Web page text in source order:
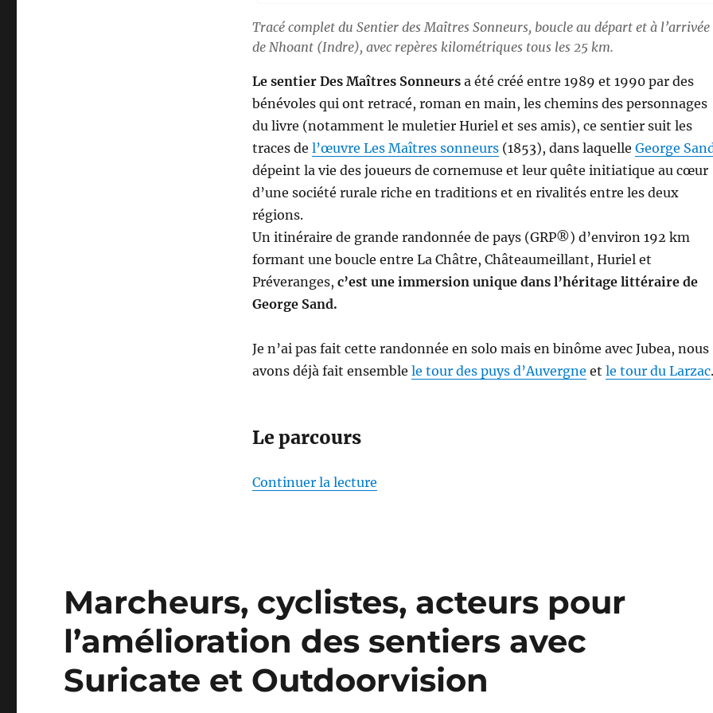
Tracé complet du Sentier des Maîtres Sonneurs, boucle au départ et à l’arrivée
de Nhoant (Indre), avec repères kilométriques tous les 25 km.
Le sentier Des Maîtres Sonneursa été créé entre 1989 et 1990 par des
bénévoles qui ont retracé, roman en main, les chemins des personnages
du livre (notamment le muletier Huriel et ses amis), ce sentier suit les
traces de l’œuvre Les Maîtres sonneurs(1853), dans laquelle George
dépeint la vie des joueurs de cornemuse et leur quête initiatique au cœur
d’une société rurale riche en traditions et en rivalités entre les deux
régions.
Un itinéraire de grande randonnée de pays (GRP®) d’environ 192 km
formant une boucle entre La Châtre, Châteaumeillant, Huriel et
Préveranges, c’est une immersion unique dans l’héritage littéraire de
George Sand.
Je n’ai pas fait cette randonnée en solo mais en binôme avec Jubea, nous
avons déjà fait ensemble le tour des puys d’Auvergne et le tour du Larzac.
Le parcours
Continuer la lecturede « S26E04 – Randonner sur les Pas des Maîtres
Marcheurs, cyclistes, acteurs pour
l’amélioration des sentiers avec
Suricate et Outdoorvision